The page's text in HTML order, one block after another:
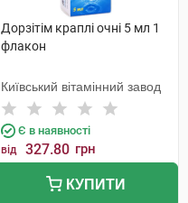
Дорзітім краплі очні 5 мл 1
флакон
Київський вітамінний завод
Є в наявності
від 327.80 грн
КУПИТИ